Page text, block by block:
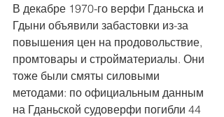
В декабре 1970-го верфи Гданьска и
Гдыни объявили забастовки из-за
повышения цен на продовольствие,
промтовары и стройматериалы. Они
тоже были смяты силовыми
методами: по официальным данным
на Гданьской судоверфи погибли 44